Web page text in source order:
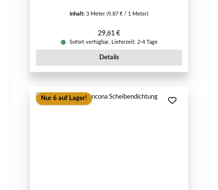
Inhalt: 3 Meter (9,87 € / 1 Meter)
Regulärer Preis:
29,61 €
Sofort verfügbar, Lieferzeit: 2-4 Tage
Details
Nur 6 auf Lager!